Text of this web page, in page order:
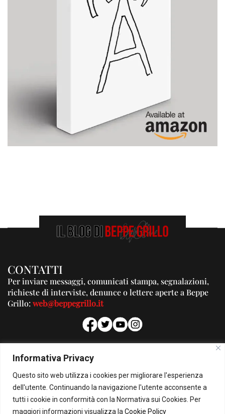
Informativa Privacy
Questo sito web utilizza i cookies per migliorare l'esperienza
dell'utente. Continuando la navigazione l'utente acconsente a
tutti i cookie in conformità con la Normativa sui Cookies. Per
maggiori informazioni visualizza la Cookie Policy
CONTATTI
Per inviare messaggi, comunicati stampa, segnalazioni,
richieste di interviste, denunce o lettere aperte a Beppe
Grillo:web@beppegrillo.it
PUBBLICITA'
Per la tua pubblicità su questo Blog:
pubblicita@beppegrillo.it